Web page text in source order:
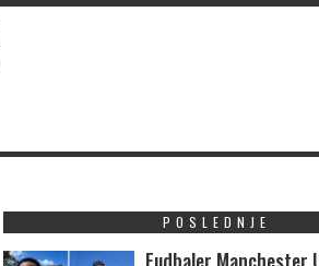
POSLEDNJE